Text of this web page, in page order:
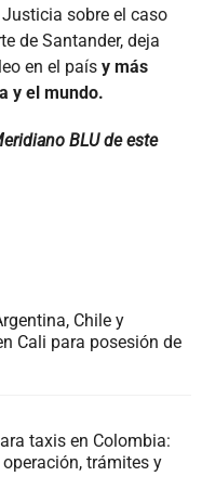
sobre el caso
de Santander, deja
en el país y más
y el mundo.
BLU de este
Chile y
Cali para posesión de
taxis en Colombia:
trámites y